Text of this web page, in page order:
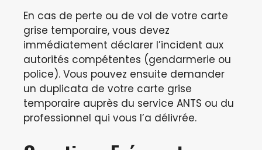
En cas de perte ou de vol de votre carte
grise temporaire, vous devez
immédiatement déclarer l’incident aux
autorités compétentes (gendarmerie ou
police). Vous pouvez ensuite demander
un duplicata de votre carte grise
temporaire auprès du service ANTS ou du
professionnel qui vous l’a délivrée.